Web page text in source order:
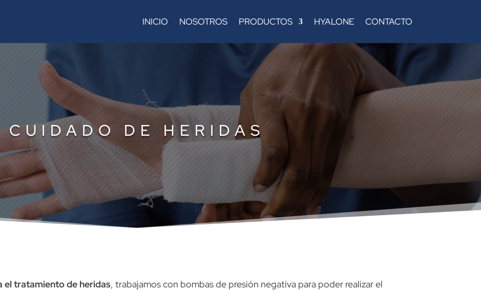
INICIO NOSOTROS PRODUCTOS HYALONE CONTACTO
CUIDADO DE HERIDAS
el tratamiento de heridas, trabajamos con bombas de presión negativa para poder realizar el